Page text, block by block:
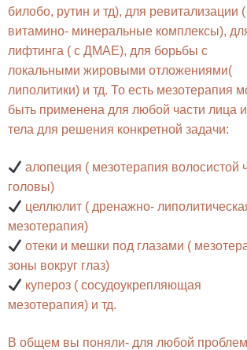
билобо, рутин и тд), для ревитализации (
витамино- минеральные комплексы),
лифтинга ( с ДМАЕ), для борьбы с
локальными жировыми отложениями(
липолитики) и тд. То есть мезотерапия
быть применена для любой части лица и
тела для решения конкретной задачи:
алопеция ( мезотерапия волосистой
головы)
целлюлит ( дренажно-
мезотерапия)
отеки и мешки под глазами (
зоны вокруг глаз)
купероз ( сосудоукрепляющая
мезотерапия) и тд.
В общем вы поняли- для любой